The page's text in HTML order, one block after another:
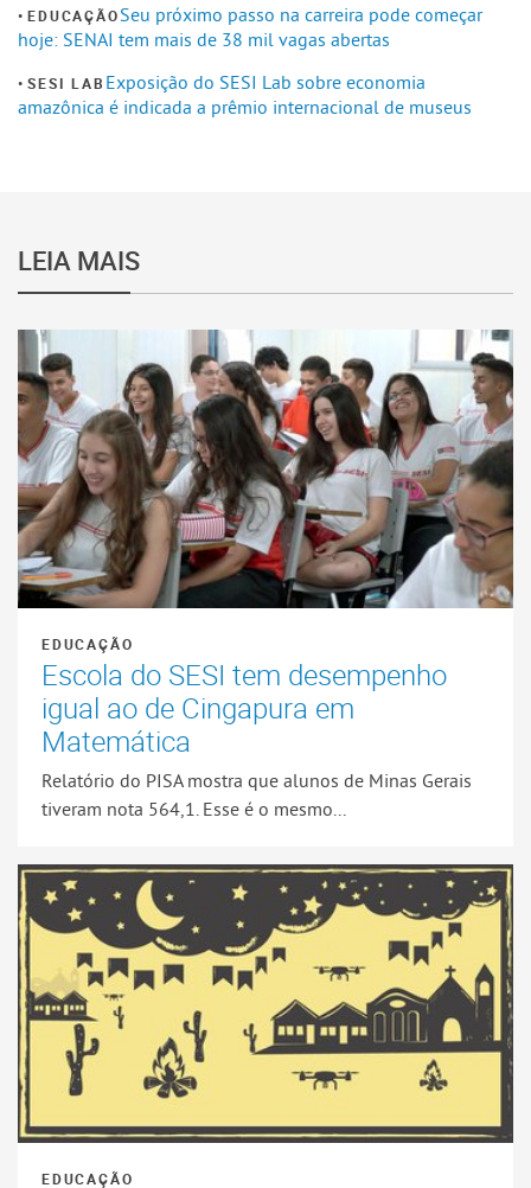
EDUCAÇÃOSeu próximo passo na carreira pode começar
hoje: SENAI tem mais de 38 mil vagas abertas
SESI LAB Exposição do SESI Lab sobre economia
amazônica é indicada a prêmio internacional de museus
LEIA MAIS
EDUCAÇÃO
Escola do SESI tem desempenho
igual ao de Cingapura em
Matemática
Relatório do PISA mostra que alunos de Minas Gerais
tiveram nota 564,1. Esse é o mesmo...
EDUCAÇÃO